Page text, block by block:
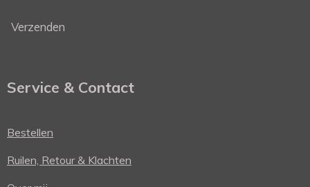
Verzenden
Service & Contact
Bestellen
Ruilen, Retour & Klachten